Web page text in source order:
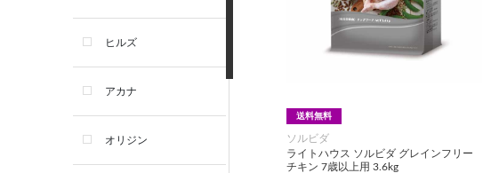
ヒルズ
アカナ
オリジン
送料無料
ソルビダ
ライトハウス ソルビダ グレインフリー
チキン 7歳以上用 3.6kg